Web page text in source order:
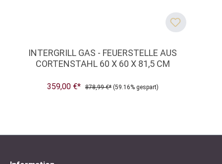
INTERGRILL GAS - FEUERSTELLE AUS
CORTENSTAHL 60 X 60 X 81,5 CM
359,00 €* 878,99 €* (59.16% gespart)